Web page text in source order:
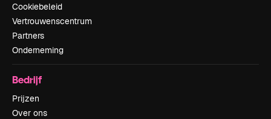
Cookiebeleid
Vertrouwenscentrum
Partners
Onderneming
Bedrijf
Prijzen
Over ons